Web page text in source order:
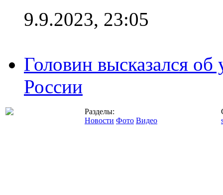
9.9.2023, 23:05
Головин высказался
России
Разделы:
Новости Фото Видео